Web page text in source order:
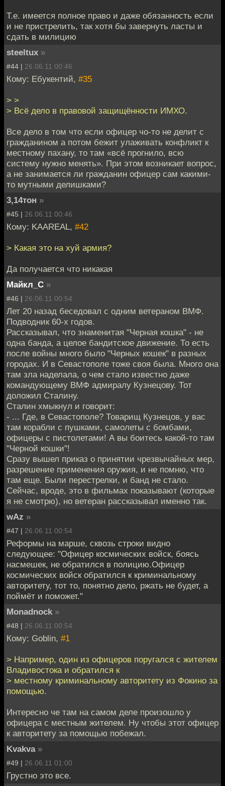
Т.е. имеется полное право и даже обязанность если
и не пристрелить, так хотя бы завернуть ласты и
сдать в милицию
steeltux »
#44 | 26.06.11 00:46
Кому: Ебукентий, #35
> >
> Всё дело в правовой защищённости ИМХО.
Все дело в том что если офицер чо-то не делит с
гражданином а потом бежит улаживать конфликт к
местному пахану, то там «всё прогнило, всю
систему нужно менять». При этом возникает вопрос,
а не занимается ли гражданин офицер сам какими-
то мутными делишками?
3,14тон »
#45 | 26.06.11 00:46
Кому: KAAREAL, #42
> Какая это на хуй армия?
Да получается что никакая
Майкл_С »
#46 | 26.06.11 00:54
Лет 20 назад беседовал с одним ветераном ВМФ.
Подводник 60-х годов.
Рассказывал, что знаменитая "Черная кошка" - не
одна банда, а целое бандитское движение. То есть
после войны много было "Черных кошек" в разных
городах. И в Севастополе тоже своя была. Много она
там зла наделала, о чем стало известно даже
командующему ВМФ адмиралу Кузнецову. Тот
доложил Сталину.
Сталин хмыкнул и говорит:
- ... Где, в Севастополе? Товарищ Кузнецов, у вас
там корабли с пушками, самолеты с бомбами,
офицеры с пистолетами! А вы боитесь какой-то там
"Черной кошки"!
Сразу вышел приказ о принятии чрезвычайных мер,
разрешение применения оружия, и не помню, что
там еще. Были перестрелки, и банд не стало.
Сейчас, вроде, это в фильмах показывают (которые
я не смотрю), но ветеран рассказывал именно так.
wAz »
#47 | 26.06.11 00:54
Реформы на марше, сквозь строки видно
следующее: "Офицер космических войск, боясь
насмешек, не обратился в полицию.Офицер
космических войск обратился к криминальному
авторитету, тот то, понятно дело, ржать не будет, а
поймёт и поможет."
Monadnock »
#48 | 26.06.11 00:54
Кому: Goblin, #1
> Например, один из офицеров поругался с жителем
Владивостока и обратился к
> местному криминальному авторитету из Фокино за
помощью.
Интересно че там на самом деле произошло у
офицера с местным жителем. Ну чтобы этот офицер
к авторитету за помощью побежал.
Kvakva »
#49 | 26.06.11 01:00
Грустно это все.